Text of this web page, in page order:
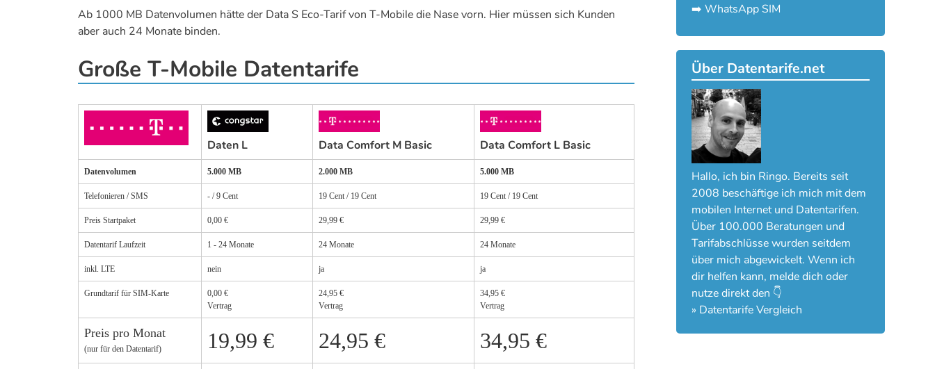
Ab 1000 MB Datenvolumen hätte der Data S Eco-Tarif von T-Mobile die Nase vorn. Hier müssen sich Kunden
aber auch 24 Monate binden.
Große T-Mobile Datentarife
Daten L Data Comfort M Basic Data Comfort L Basic
Datenvolumen 5.000 MB 2.000 MB 5.000 MB
Telefonieren / SMS - / 9 Cent 19 Cent / 19 Cent 19 Cent / 19 Cent
Preis Startpaket 0,00 € 29,99 € 29,99 €
Datentarif Laufzeit 1 - 24 Monate 24 Monate 24 Monate
inkl. LTE nein ja ja
Grundtarif für SIM-Karte
0,00 €
Vertrag
24,95 €
Vertrag
34,95 €
Vertrag
Preis pro Monat
(nur für den Datentarif) 19,99 € 24,95 € 34,95 €
➡️ WhatsApp SIM
Über Datentarife.net
Hallo, ich bin Ringo. Bereits seit
2008 beschäftige ich mich mit dem
mobilen Internet und Datentarifen.
Über 100.000 Beratungen und
Tarifabschlüsse wurden seitdem
über mich abgewickelt. Wenn ich
dir helfen kann, melde dich oder
nutze direkt den 👇
» Datentarife Vergleich